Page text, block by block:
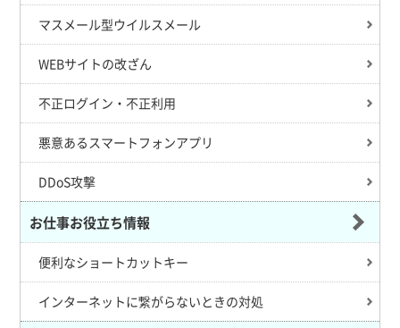
マスメール型ウイルスメール
WEBサイトの改ざん
不正ログイン・不正利用
悪意あるスマートフォンアプリ
DDoS攻撃
お仕事お役立ち情報
便利なショートカットキー
インターネットに繋がらないときの対処